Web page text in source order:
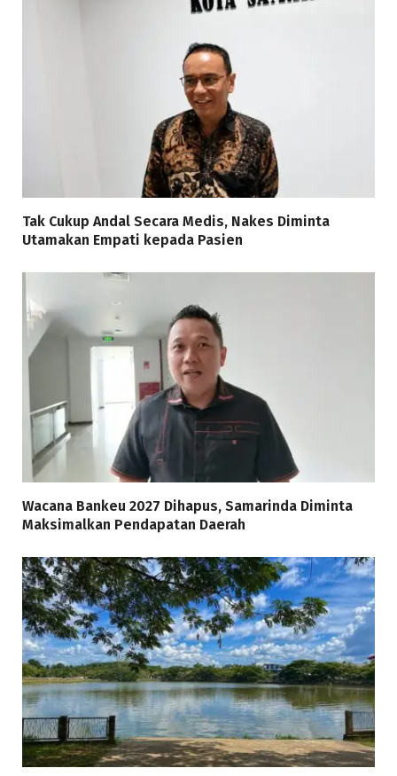
Tak Cukup Andal Secara Medis, Nakes Diminta
Utamakan Empati kepada Pasien
Wacana Bankeu 2027 Dihapus, Samarinda Diminta
Maksimalkan Pendapatan Daerah